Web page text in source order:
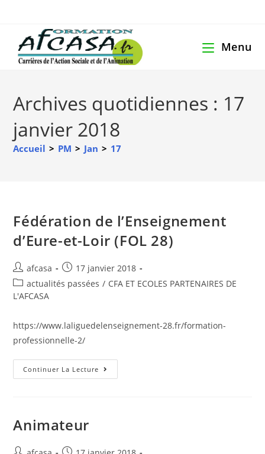
Menu
Archives quotidiennes : 17
janvier 2018
Accueil > PM > Jan > 17
Fédération de l’Enseignement
d’Eure-et-Loir (FOL 28)
afcasa
17 janvier 2018
actualités passées / CFA ET ECOLES PARTENAIRES DE
L'AFCASA
https://www.laliguedelenseignement-28.fr/formation-
professionnelle-2/
Continuer La Lecture
Animateur